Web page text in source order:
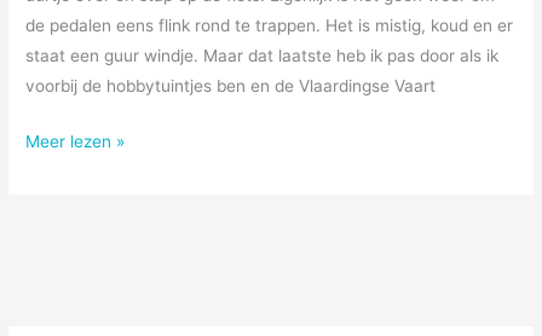
de pedalen eens flink rond te trappen. Het is mistig, koud en er
staat een guur windje. Maar dat laatste heb ik pas door als ik
voorbij de hobbytuintjes ben en de Vlaardingse Vaart
Een
Meer lezen »